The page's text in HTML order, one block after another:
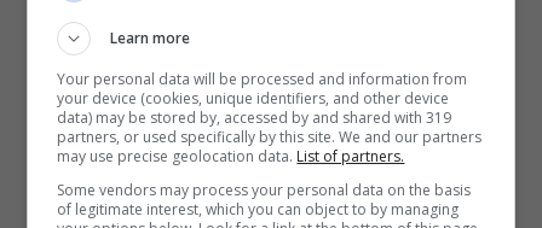
serie tv. In tal senso diventa fondamentale la
presenza della certificazione
un’esperienza praticamente cinematografica.
Per quanto concerne la potenza, troviamo
l’eccellente processoreAMD Ryzen 5 7520U
Learn more
Your personal data will be processed and information from
your device (cookies, unique identifiers, and other device
data) may be stored by, accessed by and shared with 319
partners, or used specifically by this site. We and our partners
may use precise geolocation data. List of partners.
Some vendors may process your personal data on the basis
of legitimate interest, which you can object to by managing